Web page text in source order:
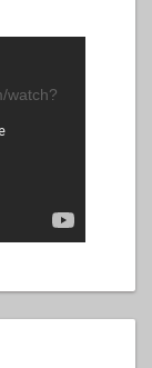
watch?